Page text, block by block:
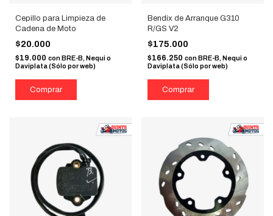
Cepillo para Limpieza de
Cadena de Moto
$20.000
$19.000 con BRE-B, Nequi o
Daviplata (Sólo por web)
Bendix de Arranque G310
R/GS V2
$175.000
$166.250 con BRE-B, Nequi o
Daviplata (Sólo por web)